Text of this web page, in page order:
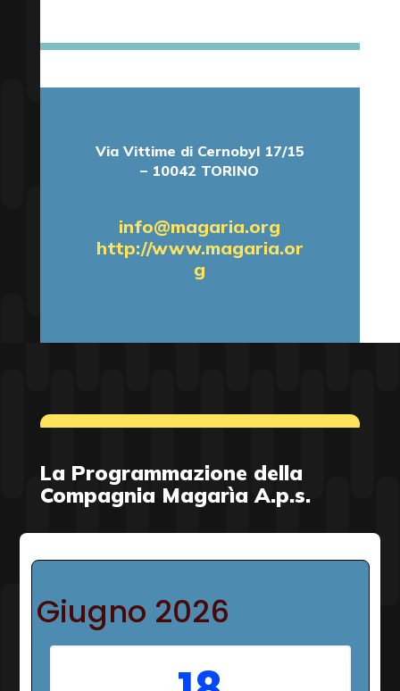
Via Vittime di Cernobyl 17/15
– 10042 TORINO
info@magaria.org
http://www.magaria.or
g
La Programmazione della
Compagnia Magarìa A.p.s.
Giugno 2026